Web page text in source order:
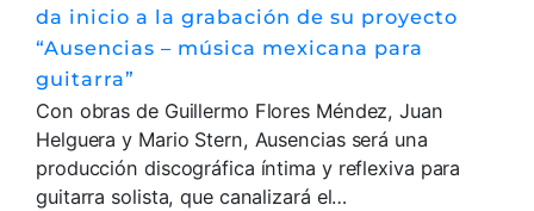
da inicio a la grabación de su proyecto
“Ausencias – música mexicana para
guitarra”
Con obras de Guillermo Flores Méndez, Juan
Helguera y Mario Stern, Ausencias será una
producción discográfica íntima y reflexiva para
guitarra solista, que canalizará el…